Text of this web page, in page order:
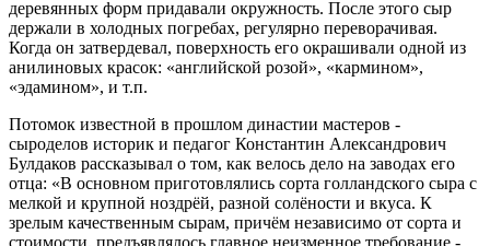
деревянных форм придавали окружность. После этого сыр
держали в холодных погребах, регулярно переворачивая.
Когда он затвердевал, поверхность его окрашивали одной из
анилиновых красок: «английской розой», «кармином»,
«эдамином», и т.п.
Потомок известной в прошлом династии мастеров -
сыроделов историк и педагог Константин Александрович
Булдаков рассказывал о том, как велось дело на заводах его
отца: «В основном приготовлялись сорта голландского сыра с
мелкой и крупной ноздрёй, разной солёности и вкуса. К
зрелым качественным сырам, причём независимо от сорта и
стоимости, предъявлялось главное неизменное требование -